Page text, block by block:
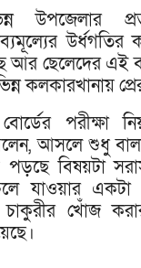
উপজেলার
উর্ধগতির
আর ছেলেদের এই
কলকারখানায়
বোর্ডের পরীক্ষা
আসলে শুধু
পড়ছে বিষয়টা
যাওয়ার একটা
চাকুরীর খোঁজ